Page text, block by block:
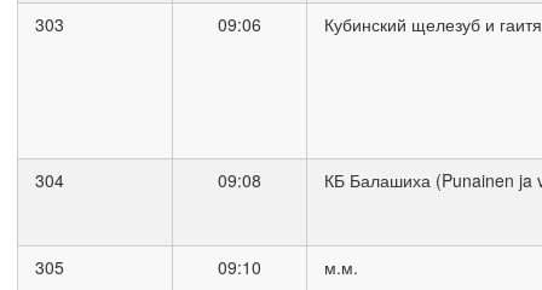
303 09:06 Кубинский щелезуб и
304 09:08 КБ Балашиха (Punainen ja
305 09:10 м.м.